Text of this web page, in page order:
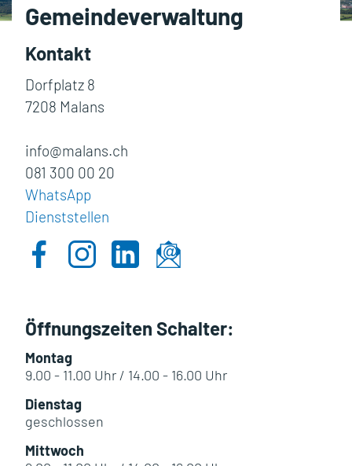
Gemeindeverwaltung
Kontakt
Dorfplatz 8
7208 Malans
info@malans.ch
081 300 00 20
WhatsApp
Dienststellen
Öffnungszeiten Schalter:
Montag
9.00 - 11.00 Uhr / 14.00 - 16.00 Uhr
Dienstag
geschlossen
Mittwoch